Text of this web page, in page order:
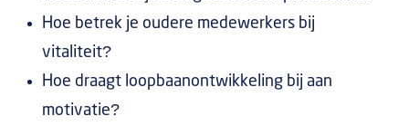
Hoe betrek je oudere medewerkers bij
vitaliteit?
Hoe draagt loopbaanontwikkeling bij aan
motivatie?